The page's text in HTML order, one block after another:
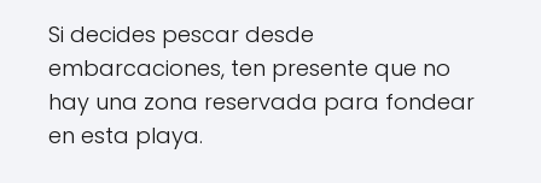
Si decides pescar desde
embarcaciones, ten presente que no
hay una zona reservada para fondear
en esta playa.